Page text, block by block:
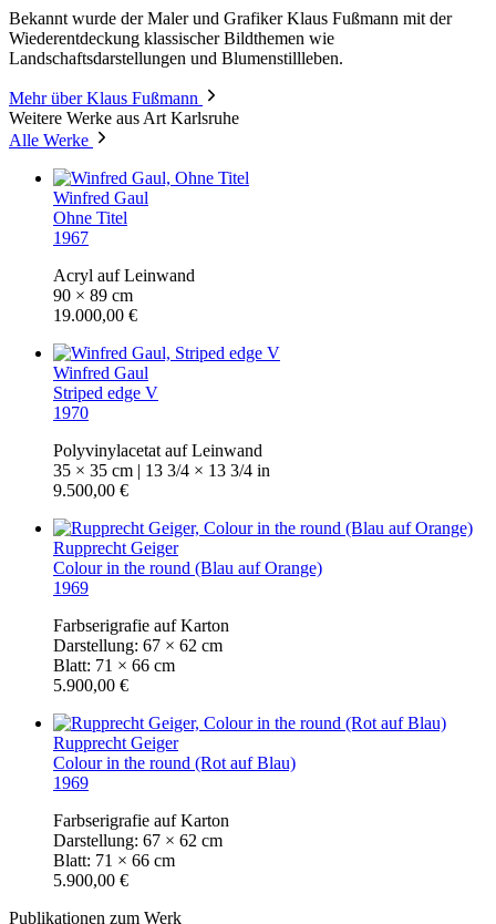
Bekannt wurde der Maler und Grafiker Klaus Fußmann mit der
Wiederentdeckung klassischer Bildthemen wie
Landschaftsdarstellungen und Blumenstillleben.
Mehr über Klaus Fußmann
Weitere Werke aus Art Karlsruhe
Alle Werke
Winfred Gaul
Ohne Titel
1967
Acryl auf Leinwand
90 × 89 cm
19.000,00 €
Winfred Gaul
Striped edge V
1970
Polyvinylacetat auf Leinwand
35 × 35 cm | 13 3/4 × 13 3/4 in
9.500,00 €
Rupprecht Geiger
Colour in the round (Blau auf Orange)
1969
Farbserigrafie auf Karton
Darstellung: 67 × 62 cm
Blatt: 71 × 66 cm
5.900,00 €
Rupprecht Geiger
Colour in the round (Rot auf Blau)
1969
Farbserigrafie auf Karton
Darstellung: 67 × 62 cm
Blatt: 71 × 66 cm
5.900,00 €
Publikationen zum Werk